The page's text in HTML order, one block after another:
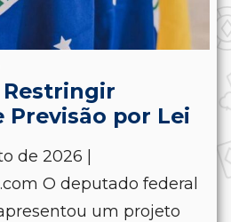
Restringir
Previsão por Lei
de 2026 |
O deputado federal
um projeto